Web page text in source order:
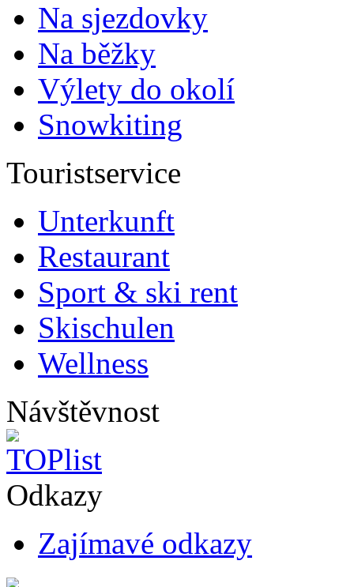
Na sjezdovky
Na běžky
Výlety do okolí
Snowkiting
Touristservice
Unterkunft
Restaurant
Sport & ski rent
Skischulen
Wellness
Návštěvnost
Odkazy
Zajímavé odkazy